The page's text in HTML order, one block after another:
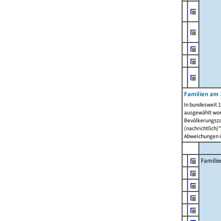
Familien am
In bundesweit
ausgewählt
Abweichungen